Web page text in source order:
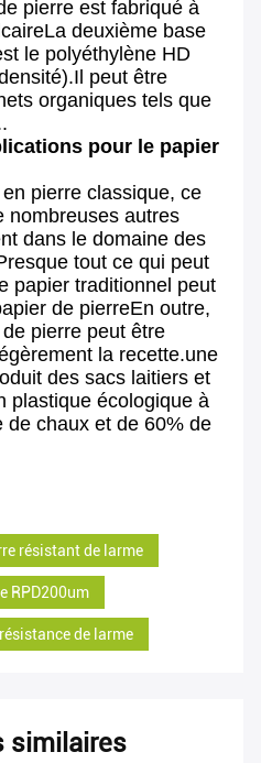
pierre est fabriqué à
deuxième base
le polyéthylène HD
peut être
organiques tels que
pour le papier
pierre classique, ce
nombreuses autres
dans le domaine des
tout ce qui peut
papier traditionnel peut
de pierreEn outre,
pierre peut être
la recette.une
des sacs laitiers et
plastique écologique à
de chaux et de 60% de
résistant de larme
RPD200um
de larme
similaires